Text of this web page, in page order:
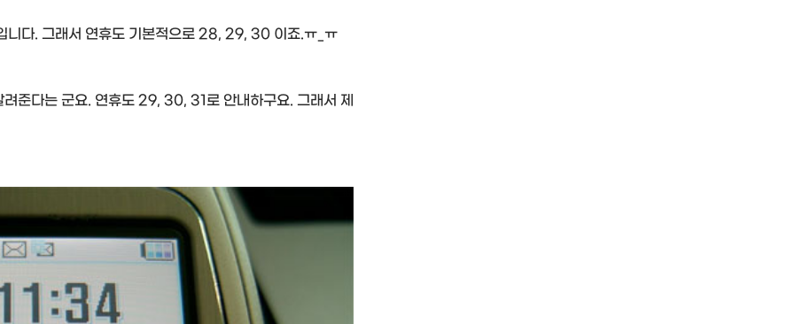
니다. 그래서 연휴도 기본적으로 28, 29, 30 이죠.ㅠ_ㅠ
준다는 군요. 연휴도 29, 30, 31로 안내하구요. 그래서 제